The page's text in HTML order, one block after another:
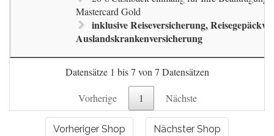
Mastercard Gold
inklusive Reiseversicherung,
Auslandskrankenversicherung
Datensätze 1 bis 7 von 7 Datensätzen
Vorherige 1 Nächste
Vorheriger Shop Nächster Shop